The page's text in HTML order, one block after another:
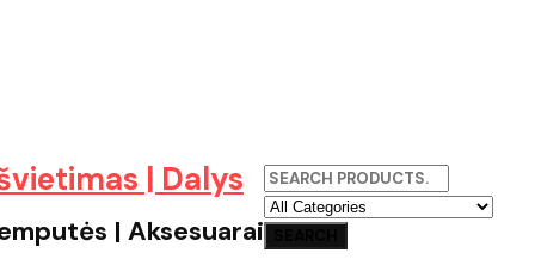
| Aksesuarai